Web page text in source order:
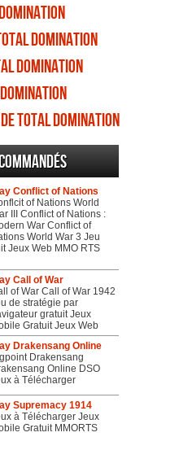
Domination
Domination
Total Domination
Conflict of Nations
of Nations World
III Conflict of Nations :
War Conflict of
World War 3 Jeu
Jeux Web MMO RTS
Call of War
of War Call of War 1942
de stratégie par
gratuit Jeux
Gratuit Jeux Web
Drakensang Online
Drakensang
Online DSO
à Télécharger
Supremacy 1914
à Télécharger Jeux
Gratuit MMORTS